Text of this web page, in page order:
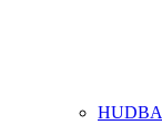
HUDBA